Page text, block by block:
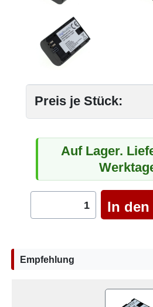
Preis je Stück:
Auf Lager.
Empfehlung